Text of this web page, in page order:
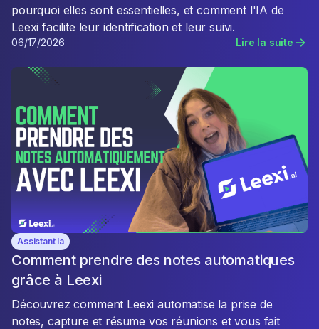
pourquoi elles sont essentielles, et comment l'IA de
Leexi facilite leur identification et leur suivi.
06/17/2026 Lire la suite
Assistant Ia
Comment prendre des notes automatiques
grâce à Leexi
Découvrez comment Leexi automatise la prise de
notes, capture et résume vos réunions et vous fait